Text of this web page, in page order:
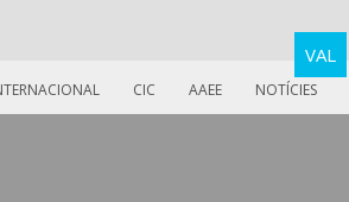
VAL
CIC AAEE NOTÍCIES